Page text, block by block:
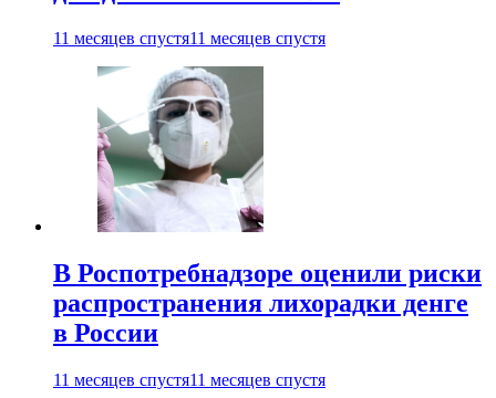
11 месяцев спустя11 месяцев спустя
В Роспотребнадзоре оценили риски
распространения лихорадки денге
в России
11 месяцев спустя11 месяцев спустя